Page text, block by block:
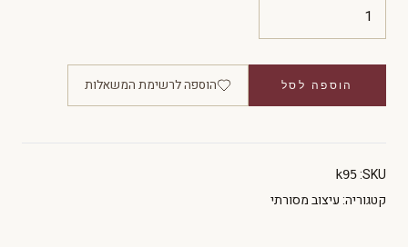
הוספה לסל הוספה לרשימת המשאלות
SKU:
k95
קטגוריה:עיצוב מסורתי